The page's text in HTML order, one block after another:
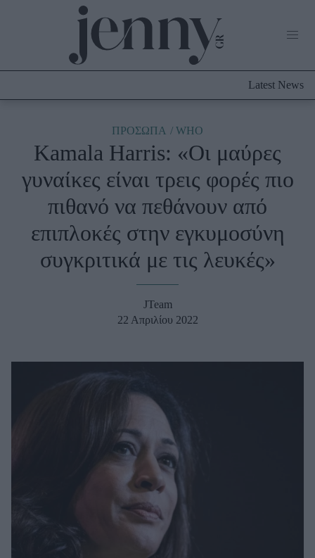
Culture
Fashion
Shopping
Styling Tips
Beauty - Ομορφιά
Well being
Parenting
Working Girl
Latest News
ΠΡΟΣΩΠΑ WHO
Kamala Harris: «Οι μαύρες
γυναίκες είναι τρεις φορές πιο
πιθανό να πεθάνουν από
επιπλοκές στην εγκυμοσύνη
συγκριτικά με τις λευκές»
JTeam
22 Απριλίου 2022